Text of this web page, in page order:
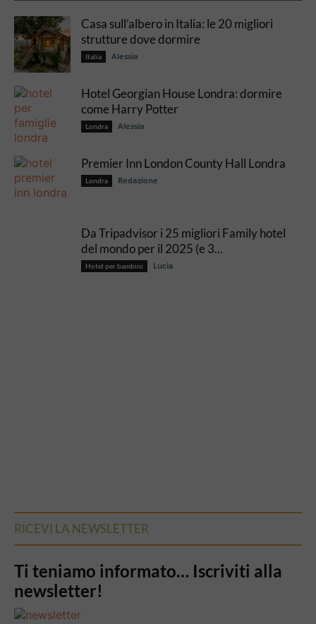
Casa sull’albero in Italia: le 20 migliori
strutture dove dormire
Italia Alessia
Hotel Georgian House Londra: dormire
come Harry Potter
Londra Alessia
Premier Inn London County Hall Londra
Londra Redazione
Da Tripadvisor i 25 migliori Family hotel
del mondo per il 2025 (e 3...
Hotel per bambini Lucia
RICEVI LA NEWSLETTER
Ti teniamo informato… Iscriviti alla
newsletter!